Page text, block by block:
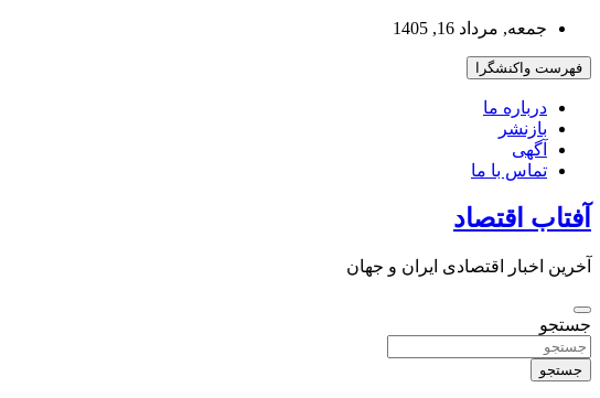
بروید
جمعه, مرداد 16, 1405
فهرست واکنشگرا
درباره ما
بازنشر
آگهی
تماس با ما
آفتاب اقتصاد
آخرین اخبار اقتصادی ایران و جهان
جستجو
جستجو